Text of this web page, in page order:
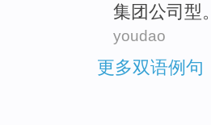
集团公司型。
youdao
更多双语例句